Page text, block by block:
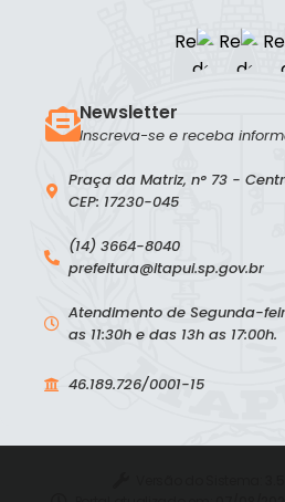
Praça da Matriz, n° 73 -
CEP: 17230-045
(14) 3664-8040
prefeitura@itapui.sp.gov.br
Atendimento de Segunda-
as 11:30h e das 13h as 17:00h.
46.189.726/0001-15
Newsletter
Inscreva-se e receba